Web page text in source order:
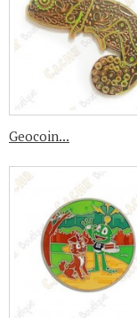
Geocoin...